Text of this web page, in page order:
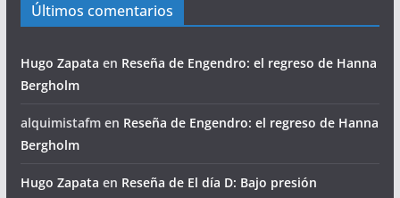
Últimos comentarios
Hugo Zapata en Reseña de Engendro: el regreso de Hanna
Bergholm
alquimistafmen Reseña de Engendro: el regreso de Hanna
Bergholm
Hugo Zapata en Reseña de El día D: Bajo presión